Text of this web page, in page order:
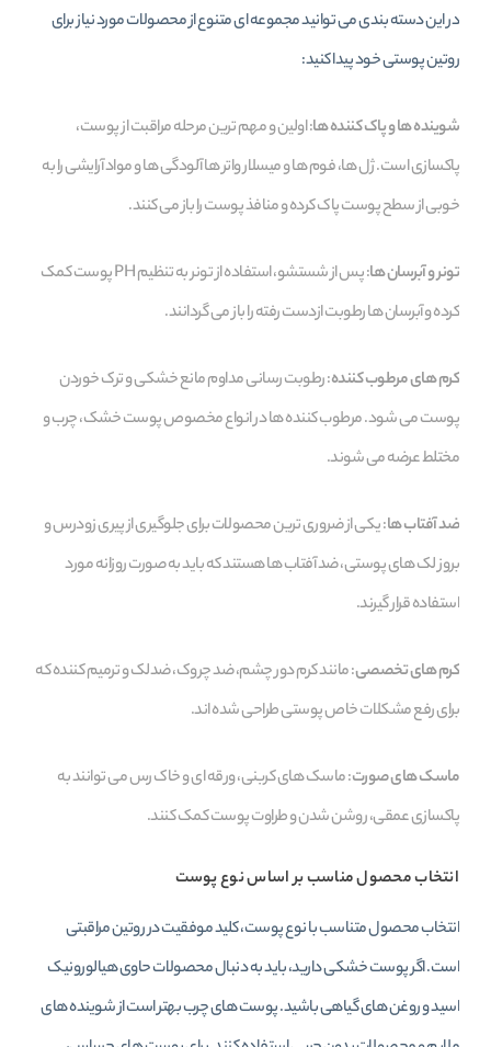
در این دسته‌ بندی می‌ توانید مجموعه‌ ای متنوع از محصولات مورد نیاز برای
روتین پوستی خود پیدا کنید:
شوینده‌ ها و پاک‌ کننده‌ ها: اولین و مهم‌ ترین مرحله مراقبت از پوست،
پاکسازی است. ژل‌ ها، فوم‌ ها و میسلار واتر ها آلودگی‌ ها و مواد آرایشی را به
خوبی از سطح پوست پاک کرده و منافذ پوست را باز می‌ کنند.
تونر و آبرسان‌ ها
: پس از شستشو، استفاده از تونر به تنظیم PH پوست کمک
کرده و آبرسان‌ ها رطوبت ازدست‌ رفته را باز می‌ گردانند.
کرم‌ های مرطوب‌ کننده: رطوبت‌ رسانی مداوم مانع خشکی و ترک خوردن
پوست می‌ شود. مرطوب‌ کننده‌ ها در انواع مخصوص پوست خشک، چرب و
مختلط عرضه می‌ شوند.
ضد آفتاب‌ ها: یکی از ضروری‌ ترین محصولات برای جلوگیری از پیری زودرس و
بروز لک‌ های پوستی، ضد آفتاب‌ ها هستند که باید به صورت روزانه مورد
استفاده قرار گیرند.
کرم‌ های تخصصی: مانند کرم دور چشم، ضد چروک، ضدلک و ترمیم‌ کننده که
برای رفع مشکلات خاص پوستی طراحی شده‌ اند.
ماسک‌ های صورت: ماسک‌ های کربنی، ورقه‌ ای و خاک رس می‌ توانند به
پاکسازی عمقی، روشن شدن و طراوت پوست کمک کنند.
انتخاب محصول مناسب بر اساس نوع پوست
انتخاب محصول متناسب با نوع پوست، کلید موفقیت در روتین مراقبتی
است. اگر پوست خشکی دارید، باید به دنبال محصولات حاوی هیالورونیک
اسید و روغن‌ های گیاهی باشید. پوست‌ های چرب بهتر است از شوینده‌ های